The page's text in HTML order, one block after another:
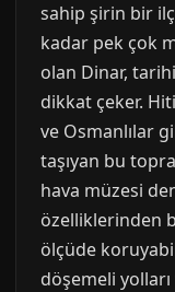
sahip şirin bir
kadar pek çok
olan Dinar,
dikkat çeker.
ve Osmanlılar
taşıyan bu
hava müzesi
özelliklerinden
ölçüde
döşemeli